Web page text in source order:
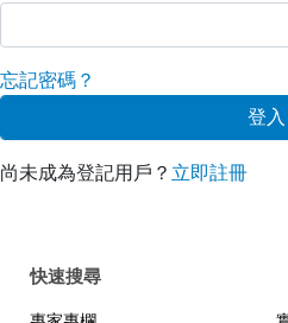
忘記密碼？
尚未成為登記用戶？ 立即註冊
快速搜尋